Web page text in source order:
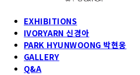
EXHIBITIONS
IVORYARN 신경아
PARK HYUNWOONG 박현웅
GALLERY
Q&A